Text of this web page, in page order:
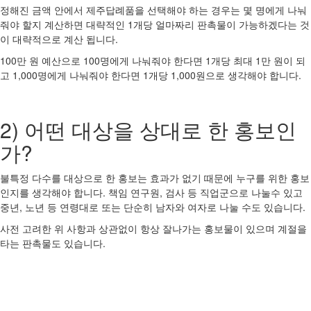
정해진 금액 안에서 제주답례품을 선택해야 하는 경우는 몇 명에게 나눠
줘야 할지 계산하면 대략적인 1개당 얼마짜리 판촉물이 가능하겠다는 것
이 대략적으로 계산 됩니다.
100만 원 예산으로 100명에게 나눠줘야 한다면 1개당 최대 1만 원이 되
고 1,000명에게 나눠줘야 한다면 1개당 1,000원으로 생각해야 합니다.
2) 어떤 대상을 상대로 한 홍보인
가?
불특정 다수를 대상으로 한 홍보는 효과가 없기 때문에 누구를 위한 홍보
인지를 생각해야 합니다. 책임 연구원, 검사 등 직업군으로 나눌수 있고
중년, 노년 등 연령대로 또는 단순히 남자와 여자로 나눌 수도 있습니다.
사전 고려한 위 사항과 상관없이 항상 잘나가는 홍보물이 있으며 계절을
타는 판촉물도 있습니다.